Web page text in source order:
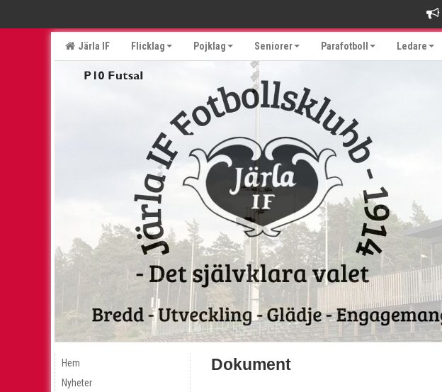
Järla IF Flicklag Pojklag Seniorer Parafotboll Ledare
Hem
Nyheter
Dokument